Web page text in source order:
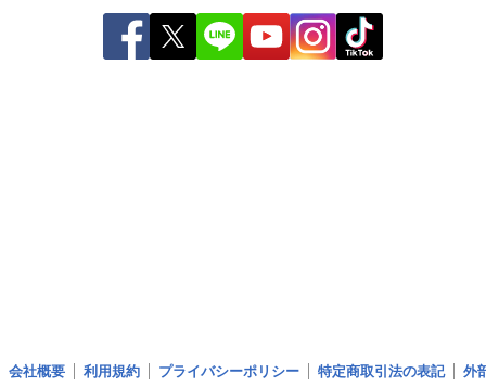
会社概要 利用規約 プライバシーポリシー 特定商取引法の表記 外